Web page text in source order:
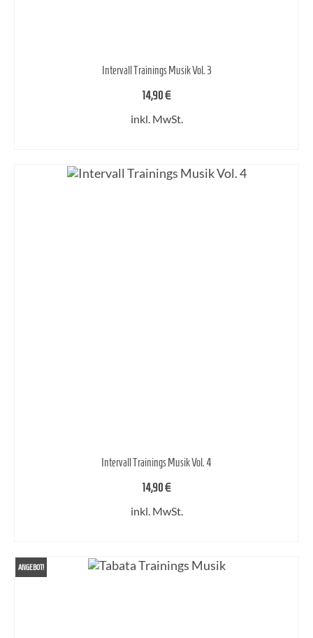
Intervall Trainings Musik Vol. 3
14,90€
inkl. MwSt.
Intervall Trainings Musik Vol. 4
14,90€
inkl. MwSt.
ANGEBOT!